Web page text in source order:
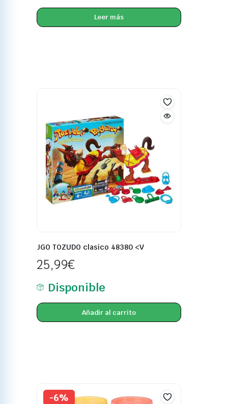
Leer más
JGO TOZUDO clasico 48380 <V
25,99€
Disponible
Añadir al carrito
-6%